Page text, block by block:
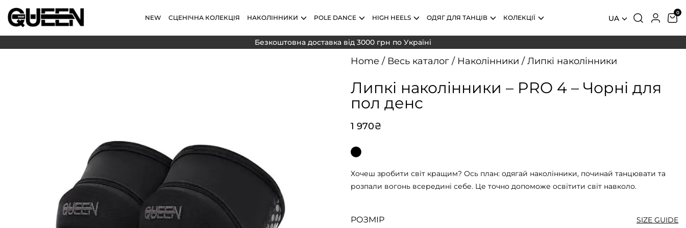
NEW СЦЕНІЧНА КОЛЕКЦІЯ НАКОЛІННИКИ POLE DANCE HIGH HEELS ОДЯГ ДЛЯ ТАНЦІВ КОЛЕКЦІЇ UA
Безкоштовна доставка від 3000 грн по Україні
Home / Весь каталог / Наколінники / Липкі наколінники
Липкі наколінники – PRO 4 – Чорні для
пол денс
1 970₴
Хочеш зробити світ кращим? Ось план: одягай наколінники, починай танцювати та
розпали вогонь всередині себе. Це точно допоможе освітити світ навколо.
SIZE GUIDE
РОЗМІР